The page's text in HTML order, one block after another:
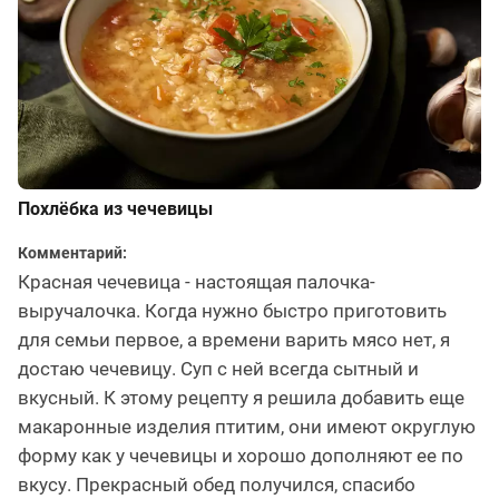
Похлёбка из чечевицы
Комментарий:
Красная чечевица - настоящая палочка-
выручалочка. Когда нужно быстро приготовить
для семьи первое, а времени варить мясо нет, я
достаю чечевицу. Суп с ней всегда сытный и
вкусный. К этому рецепту я решила добавить еще
макаронные изделия птитим, они имеют округлую
форму как у чечевицы и хорошо дополняют ее по
вкусу. Прекрасный обед получился, спасибо